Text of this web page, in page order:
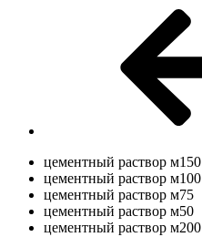
цементный раствор м150
цементный раствор м100
цементный раствор м75
цементный раствор м50
цементный раствор м200